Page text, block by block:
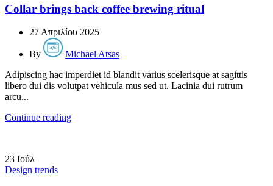
Collar brings back coffee brewing ritual
27 Απριλίου 2025
By
Michael Atsas
Adipiscing hac imperdiet id blandit varius scelerisque at sagittis
libero dui dis volutpat vehicula mus sed ut. Lacinia dui rutrum
arcu...
Continue reading
23 Ιούλ
Design trends